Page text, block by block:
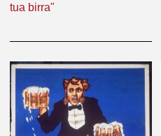
tua birra"